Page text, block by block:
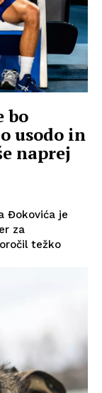
bo
usodo in
naprej
Đokovića je
za
težko